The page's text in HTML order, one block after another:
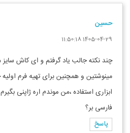
حسین
1405-04-29 11:50:18
چند نکتە جالب یاد گرفتم و ای کاش سایز
مینوشتین و همچنین برای تهیه فرم
ابزاری استفادە ،من موندم ارە ژاپنی
فارسی بر؟
پاسخ